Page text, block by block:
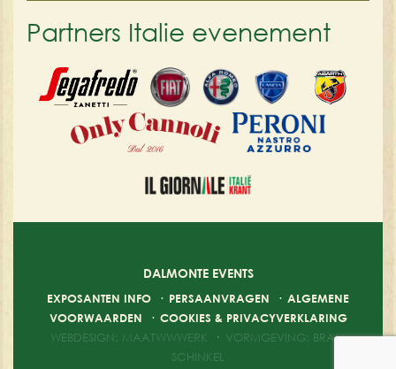
Partners Italie evenement
DALMONTE EVENTS
EXPOSANTEN INFO · PERSAANVRAGEN · ALGEMENE
VOORWAARDEN · COOKIES & PRIVACYVERKLARING
WEBDESIGN: MAATWWWERK
· VORMGEVING: BRAM
SCHINKEL